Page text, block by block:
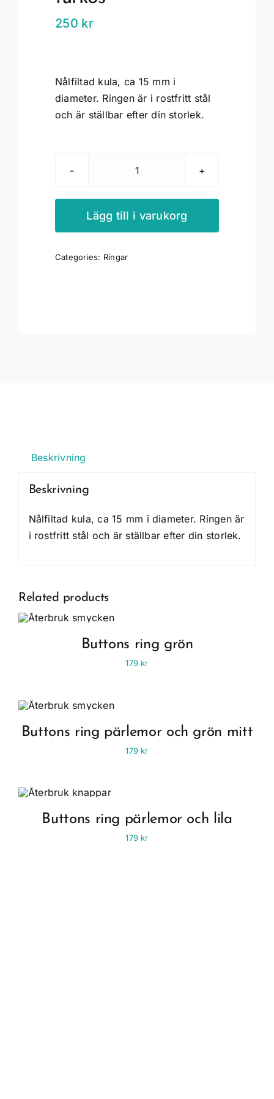
250 kr
Nålfiltad kula, ca 15 mm i
diameter. Ringen är i rostfritt stål
och är ställbar efter din storlek.
Ullkula
turkos
Lägg till i varukorg
Categories: Ringar
Beskrivning
Beskrivning
Nålfiltad kula, ca 15 mm i diameter. Ringen är
i rostfritt stål och är ställbar efter din storlek.
Related products
Buttons ring grön
179 kr
Buttons ring pärlemor och grön mitt
179 kr
Buttons ring pärlemor och lila
179 kr